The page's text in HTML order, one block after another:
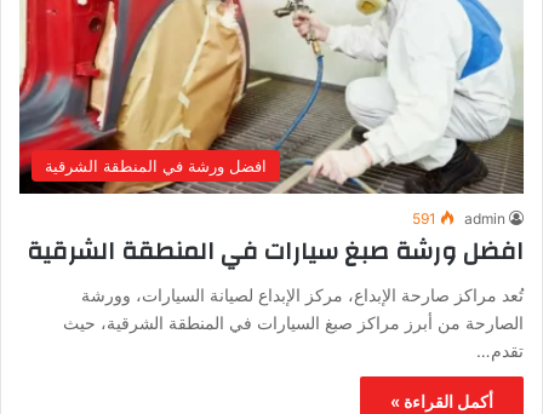
افضل ورشة في المنطقة الشرقية
admin
591
افضل ورشة صبغ سيارات في المنطقة الشرقية
تُعد مراكز صارحة الإبداع، مركز الإبداع لصيانة السيارات، وورشة
الصارحة من أبرز مراكز صبغ السيارات في المنطقة الشرقية، حيث
تقدم…
أكمل القراءة »